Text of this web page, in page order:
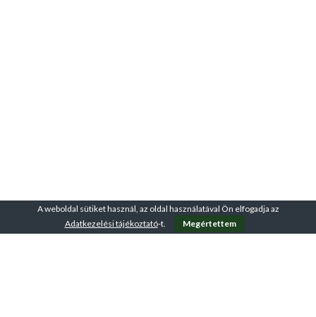
A weboldal sütiket használ, az oldal használatával Ön elfogadja az
Adatkezelési tájékoztató-t. Megértettem